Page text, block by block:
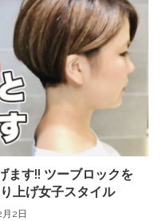
ます!! ツーブロックを
上げ女子スタイル
2日